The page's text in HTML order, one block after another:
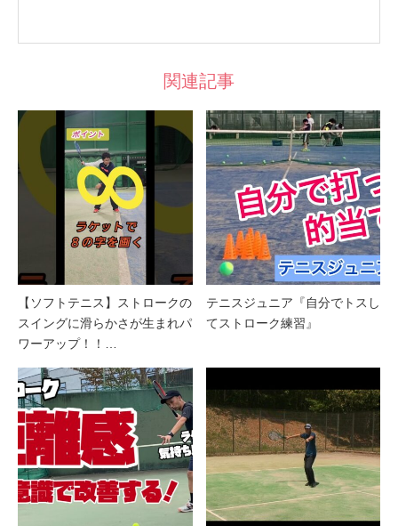
関連記事
【ソフトテニス】ストロークの
スイングに滑らかさが生まれパ
ワーアップ！！…
テニスジュニア『自分でトスし
てストローク練習』